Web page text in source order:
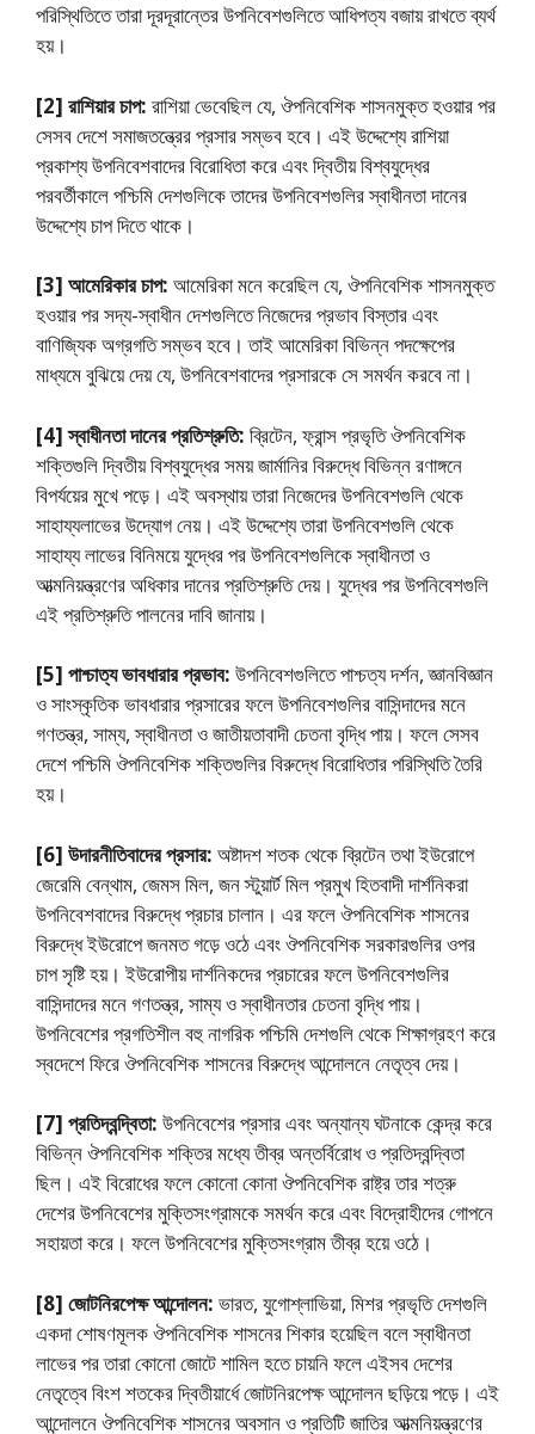
পরিস্থিতিতে তারা দূরদূরান্তের উপনিবেশগুলিতে আধিপত্য বজায় রাখতে ব্যর্থ
হয়।
[2] রাশিয়ার চাপ: রাশিয়া ভেবেছিল যে, ঔপনিবেশিক শাসনমুক্ত হওয়ার পর
সেসব দেশে সমাজতন্ত্রের প্রসার সম্ভব হবে। এই উদ্দেশ্যে রাশিয়া
প্রকাশ্য উপনিবেশবাদের বিরােধিতা করে এবং দ্বিতীয় বিশ্বযুদ্ধের
পরবর্তীকালে পশ্চিমি দেশগুলিকে তাদের উপনিবেশগুলির স্বাধীনতা দানের
উদ্দেশ্যে চাপ দিতে থাকে।
[3] আমেরিকার চাপ: আমেরিকা মনে করেছিল যে, ঔপনিবেশিক শাসনমুক্ত
হওয়ার পর সদ্য-স্বাধীন দেশগুলিতে নিজেদের প্রভাব বিস্তার এবং
বাণিজ্যিক অগ্রগতি সম্ভব হবে। তাই আমেরিকা বিভিন্ন পদক্ষেপের
মাধ্যমে বুঝিয়ে দেয় যে, উপনিবেশবাদের প্রসারকে সে সমর্থন করবে না।
[4] স্বাধীনতা দানের প্রতিশ্রুতি: ব্রিটেন, ফ্রান্স প্রভৃতি ঔপনিবেশিক
শক্তিগুলি দ্বিতীয় বিশ্বযুদ্ধের সময় জার্মানির বিরুদ্ধে বিভিন্ন রণাঙ্গনে
বিপর্যয়ের মুখে পড়ে। এই অবস্থায় তারা নিজেদের উপনিবেশগুলি থেকে
সাহায্যলাভের উদ্যোগ নেয়। এই উদ্দেশ্যে তারা উপনিবেশগুলি থেকে
সাহায্য লাভের বিনিময়ে যুদ্ধের পর উপনিবেশগুলিকে স্বাধীনতা ও
আত্মনিয়ন্ত্রণের অধিকার দানের প্রতিশ্রুতি দেয়। যুদ্ধের পর উপনিবেশগুলি
এই প্রতিশ্রুতি পালনের দাবি জানায়।
[5] পাশ্চাত্য ভাবধারার প্রভাব: উপনিবেশগুলিতে পাশ্চত্য দর্শন, জ্ঞানবিজ্ঞান
ও সাংস্কৃতিক ভাবধারার প্রসারের ফলে উপনিবেশগুলির বাসিন্দাদের মনে
গণতন্ত্র, সাম্য, স্বাধীনতা ও জাতীয়তাবাদী চেতনা বৃদ্ধি পায়। ফলে সেসব
দেশে পশ্চিমি ঔপনিবেশিক শক্তিগুলির বিরুদ্ধে বিরােধিতার পরিস্থিতি তৈরি
হয়।
[6] উদারনীতিবাদের প্রসার: অষ্টাদশ শতক থেকে ব্রিটেন তথা ইউরােপে
জেরেমি বেন্থাম, জেমস মিল, জন স্টুয়ার্ট মিল প্রমুখ হিতবাদী দার্শনিকরা
উপনিবেশবাদের বিরুদ্ধে প্রচার চালান। এর ফলে ঔপনিবেশিক শাসনের
বিরুদ্ধে ইউরােপে জনমত গড়ে ওঠে এবং ঔপনিবেশিক সরকারগুলির ওপর
চাপ সৃষ্টি হয়। ইউরােপীয় দার্শনিকদের প্রচারের ফলে উপনিবেশগুলির
বাসিন্দাদের মনে গণতন্ত্র, সাম্য ও স্বাধীনতার চেতনা বৃদ্ধি পায়।
উপনিবেশের প্রগতিশীল বহু নাগরিক পশ্চিমি দেশগুলি থেকে শিক্ষাগ্রহণ করে
স্বদেশে ফিরে ঔপনিবেশিক শাসনের বিরুদ্ধে আন্দোলনে নেতৃত্ব দেয়।
[7] প্রতিদ্বন্দ্বিতা: উপনিবেশের প্রসার এবং অন্যান্য ঘটনাকে কেন্দ্র করে
বিভিন্ন ঔপনিবেশিক শক্তির মধ্যে তীব্র অন্তর্বিরােধ ও প্রতিদ্বন্দ্বিতা
ছিল। এই বিরােধের ফলে কোনাে কোনা ঔপনিবেশিক রাষ্ট্র তার শত্রু
দেশের উপনিবেশের মুক্তিসংগ্রামকে সমর্থন করে এবং বিদ্রোহীদের গােপনে
সহায়তা করে। ফলে উপনিবেশের মুক্তিসংগ্রাম তীব্র হয়ে ওঠে।
[8] জোটনিরপেক্ষ আন্দোলন: ভারত, যুগােশ্লাভিয়া, মিশর প্রভৃতি দেশগুলি
একদা শােষণমূলক ঔপনিবেশিক শাসনের শিকার হয়েছিল বলে স্বাধীনতা
লাভের পর তারা কোনাে জোটে শামিল হতে চায়নি ফলে এইসব দেশের
নেতৃত্বে বিংশ শতকের দ্বিতীয়ার্ধে জোটনিরপেক্ষ আন্দোলন ছড়িয়ে পড়ে। এই
আন্দোলনে ঔপনিবেশিক শাসনের অবসান ও প্রতিটি জাতির আত্মনিয়ন্ত্রণের